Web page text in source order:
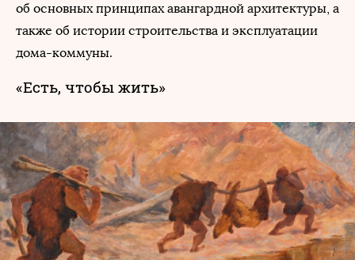
об основных принципах авангардной архитектуры, а
также об истории строительства и эксплуатации
дома-коммуны.
«Есть, чтобы жить»